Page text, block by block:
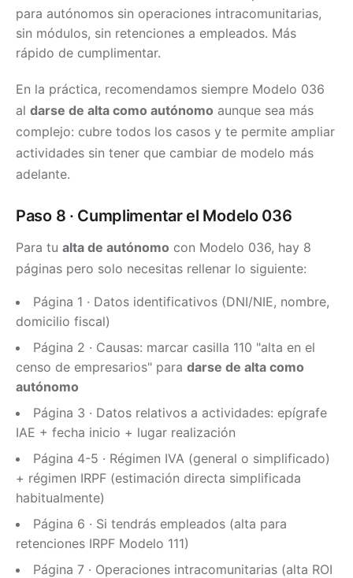
para autónomos sin operaciones intracomunitarias,
sin módulos, sin retenciones a empleados. Más
rápido de cumplimentar.
En la práctica, recomendamos siempre Modelo 036
al darse de alta como autónomo aunque sea más
complejo: cubre todos los casos y te permite ampliar
actividades sin tener que cambiar de modelo más
adelante.
Paso 8 · Cumplimentar el Modelo 036
Para tu alta de autónomo con Modelo 036, hay 8
páginas pero solo necesitas rellenar lo siguiente:
Página 1 · Datos identificativos (DNI/NIE, nombre,
domicilio fiscal)
Página 2 · Causas: marcar casilla 110 "alta en el
censo de empresarios" para darse de alta como
autónomo
Página 3 · Datos relativos a actividades: epígrafe
IAE + fecha inicio + lugar realización
Página 4-5 · Régimen IVA (general o simplificado)
+ régimen IRPF (estimación directa simplificada
habitualmente)
Página 6 · Si tendrás empleados (alta para
retenciones IRPF Modelo 111)
Página 7 · Operaciones intracomunitarias (alta ROI